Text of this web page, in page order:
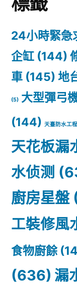
24小時緊急
企缸 (144)
車 (145) 地
(5) 大型彈弓
(144) 天臺防水工程
天花板漏
水侦测
廚房星盤
工裝修風
食物廚餘
(636) 漏